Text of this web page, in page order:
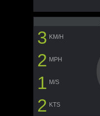
3 KM/H
2 MPH
1 M/S
2 KTS